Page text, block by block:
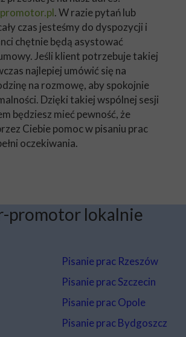
. W razie pytań lub
czas jesteśmy do dyspozycji i
chętnie będą asystować
Jeśli klient potrzebuje takiej
najlepiej umówić się na
na rozmowę, aby spokojnie
Dzięki takiej wspólnej sesji
będziesz mieć pewność, że
Ciebie pomoc w pisaniu prac
oczekiwania.
promotor lokalnie
Pisanie prac Rzeszów
Pisanie prac Szczecin
Pisanie prac Opole
Pisanie prac Bydgoszcz